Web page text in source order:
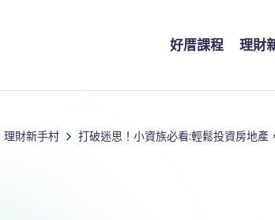
好厝課程 理財
理財新手村 打破迷思！小資族必看:輕鬆投資房地